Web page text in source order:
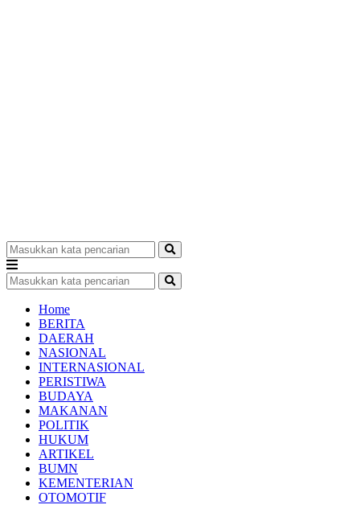
Home
BERITA
DAERAH
NASIONAL
INTERNASIONAL
PERISTIWA
BUDAYA
MAKANAN
POLITIK
HUKUM
ARTIKEL
BUMN
KEMENTERIAN
OTOMOTIF